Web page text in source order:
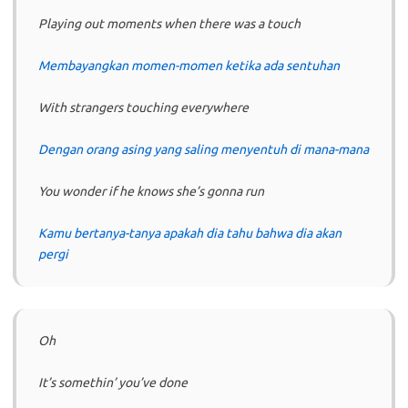
Playing out moments when there was a touch
Membayangkan momen-momen ketika ada sentuhan
With strangers touching everywhere
Dengan orang asing yang saling menyentuh di mana-mana
You wonder if he knows she’s gonna run
Kamu bertanya-tanya apakah dia tahu bahwa dia akan
pergi
Oh
It’s somethin’ you’ve done